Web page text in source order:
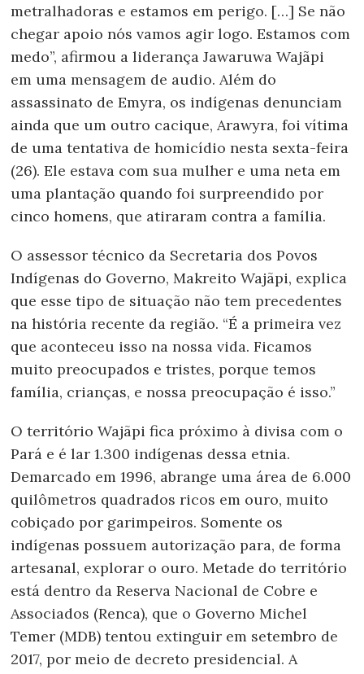
metralhadoras e estamos em perigo. […] Se não
chegar apoio nós vamos agir logo. Estamos com
medo”, afirmou a liderança Jawaruwa Wajãpi
em uma mensagem de audio. Além do
assassinato de Emyra, os indígenas denunciam
ainda que um outro cacique, Arawyra, foi vítima
de uma tentativa de homicídio nesta sexta-feira
(26). Ele estava com sua mulher e uma neta em
uma plantação quando foi surpreendido por
cinco homens, que atiraram contra a família.
O assessor técnico da Secretaria dos Povos
Indígenas do Governo, Makreito Wajãpi, explica
que esse tipo de situação não tem precedentes
na história recente da região. “É a primeira vez
que aconteceu isso na nossa vida. Ficamos
muito preocupados e tristes, porque temos
família, crianças, e nossa preocupação é isso.”
O território Wajãpi fica próximo à divisa com o
Pará e é lar 1.300 indígenas dessa etnia.
Demarcado em 1996, abrange uma área de 6.000
quilômetros quadrados ricos em ouro, muito
cobiçado por garimpeiros. Somente os
indígenas possuem autorização para, de forma
artesanal, explorar o ouro. Metade do território
está dentro da Reserva Nacional de Cobre e
Associados (Renca), que o Governo Michel
Temer (MDB) tentou extinguir em setembro de
2017, por meio de decreto presidencial. A